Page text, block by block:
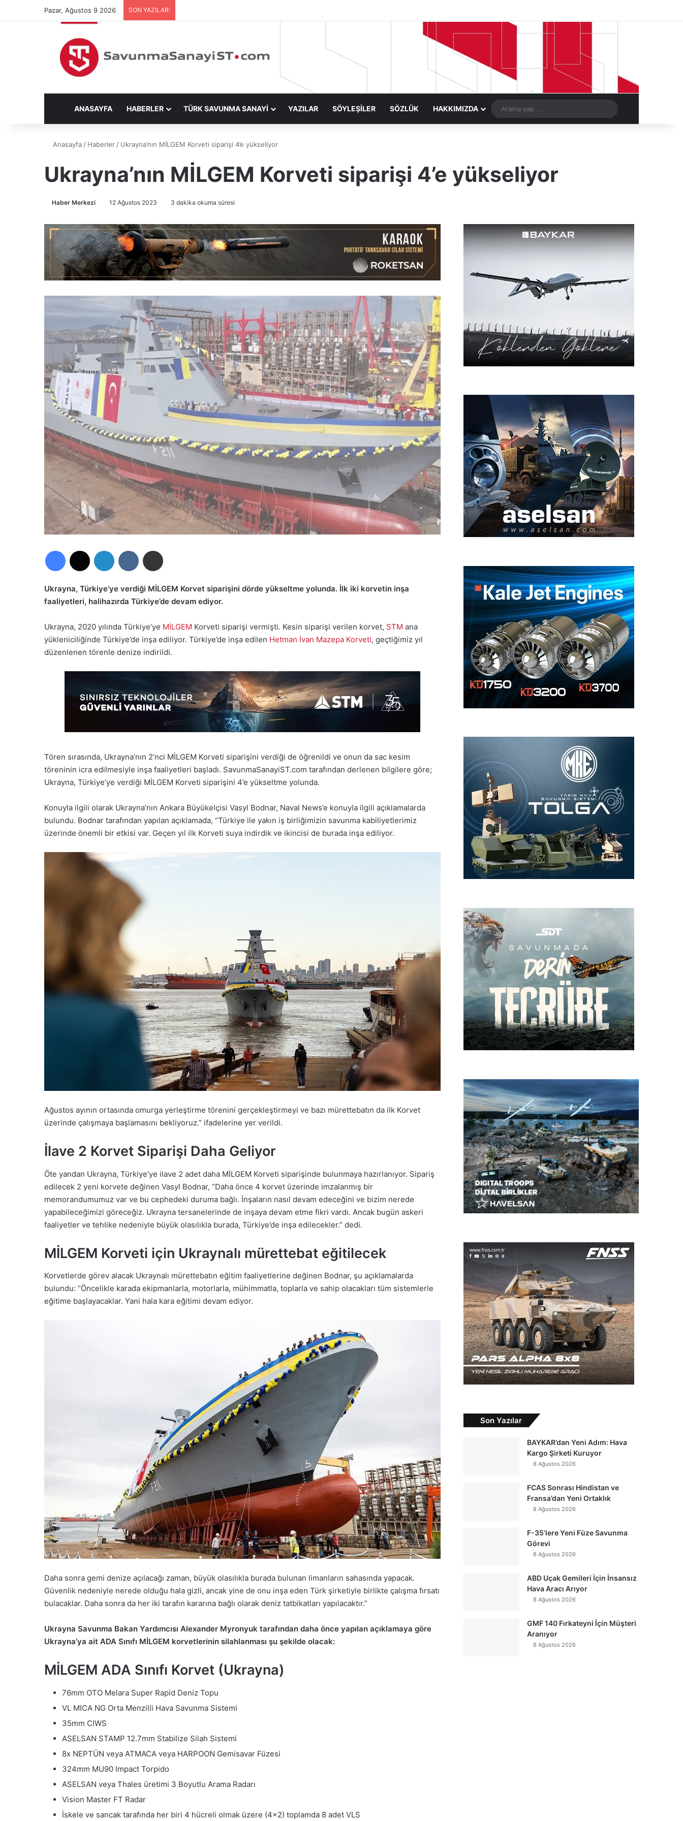
Pazar, Ağustos 9 2026 SON YAZILAR:
ANASAYFA HABERLER TÜRK SAVUNMA SANAYİ YAZILAR SÖYLEŞİLER SÖZLÜK HAKKIMIZDA
yap
Anasayfa/ Haberler/ Ukrayna’nın MİLGEM Korveti siparişi 4’e yükseliyor
Ukrayna’nın MİLGEM Korveti siparişi 4’e yükseliyor
Haber Merkezi 12 Ağustos 2023 3 dakika okuma süresi
Ukrayna, Türkiye’ye verdiği MİLGEM Korvet siparişini dörde yükseltme yolunda. İlk iki korvetin inşa
faaliyetleri, halihazırda Türkiye’de devam ediyor.
Ukrayna, 2020 yılında Türkiye’ye MİLGEM Korveti siparişi vermişti. Kesin siparişi verilen korvet, STM ana
yükleniciliğinde Türkiye’de inşa ediliyor. Türkiye’de inşa edilen Hetman İvan Mazepa Korveti, geçtiğimiz yıl
düzenlenen törenle denize indirildi.
Tören sırasında, Ukrayna’nın 2’nci MİLGEM Korveti siparişini verdiği de öğrenildi ve onun da sac kesim
töreninin icra edilmesiyle inşa faaliyetleri başladı. SavunmaSanayiST.com tarafından derlenen bilgilere göre;
Ukrayna, Türkiye’ye verdiği MİLGEM Korveti siparişini 4’e yükseltme yolunda.
Konuyla ilgili olarak Ukrayna’nın Ankara Büyükelçisi Vasyl Bodnar, Naval News’e konuyla ilgili açıklamalarda
bulundu. Bodnar tarafından yapılan açıklamada, “Türkiye ile yakın iş birliğimizin savunma kabiliyetlerimiz
üzerinde önemli bir etkisi var. Geçen yıl ilk Korveti suya indirdik ve ikincisi de burada inşa ediliyor.
Ağustos ayının ortasında omurga yerleştirme törenini gerçekleştirmeyi ve bazı mürettebatın da ilk Korvet
üzerinde çalışmaya başlamasını bekliyoruz.” ifadelerine yer verildi.
İlave 2 Korvet Siparişi Daha Geliyor
Öte yandan Ukrayna, Türkiye’ye ilave 2 adet daha MİLGEM Korveti siparişinde bulunmaya hazırlanıyor. Sipariş
edilecek 2 yeni korvete değinen Vasyl Bodnar, “Daha önce 4 korvet üzerinde imzalanmış bir
memorandumumuz var ve bu cephedeki duruma bağlı. İnşaların nasıl devam edeceğini ve bizim nerede
yapabileceğimizi göreceğiz. Ukrayna tersanelerinde de inşaya devam etme fikri vardı. Ancak bugün askeri
faaliyetler ve tehlike nedeniyle büyük olasılıkla burada, Türkiye’de inşa edilecekler.” dedi.
MİLGEM Korveti için Ukraynalı mürettebat eğitilecek
Korvetlerde görev alacak Ukraynalı mürettebatın eğitim faaliyetlerine değinen Bodnar, şu açıklamalarda
bulundu: “Öncelikle karada ekipmanlarla, motorlarla, mühimmatla, toplarla ve sahip olacakları tüm sistemlerle
eğitime başlayacaklar. Yani hala kara eğitimi devam ediyor.
Daha sonra gemi denize açılacağı zaman, büyük olasılıkla burada bulunan limanların sahasında yapacak.
Güvenlik nedeniyle nerede olduğu hala gizli, ancak yine de onu inşa eden Türk şirketiyle birlikte çalışma fırsatı
bulacaklar. Daha sonra da her iki tarafın kararına bağlı olarak deniz tatbikatları yapılacaktır.”
Ukrayna Savunma Bakan Yardımcısı Alexander Myronyuk tarafından daha önce yapılan açıklamaya göre
Ukrayna’ya ait ADA Sınıfı MİLGEM korvetlerinin silahlanması şu şekilde olacak:
MİLGEM ADA Sınıfı Korvet (Ukrayna)
76mm OTO Melara Super Rapid Deniz Topu
VL MICA NG Orta Menzilli Hava Savunma Sistemi
35mm CIWS
ASELSAN STAMP 12.7mm Stabilize Silah Sistemi
8x NEPTÜN veya ATMACA veya HARPOON Gemisavar Füzesi
324mm MU90 Impact Torpido
ASELSAN veya Thales üretimi 3 Boyutlu Arama Radarı
Vision Master FT Radar
İskele ve sancak tarafında her biri 4 hücreli olmak üzere (4×2) toplamda 8 adet VLS
Son Yazılar
BAYKAR’dan Yeni Adım: Hava
Kargo Şirketi Kuruyor
8 Ağustos 2026
FCAS Sonrası Hindistan ve
Fransa’dan Yeni Ortaklık
8 Ağustos 2026
F-35’lere Yeni Füze Savunma
Görevi
8 Ağustos 2026
ABD Uçak Gemileri İçin İnsansız
Hava Aracı Arıyor
8 Ağustos 2026
GMF 140 Fırkateyni İçin Müşteri
Aranıyor
8 Ağustos 2026